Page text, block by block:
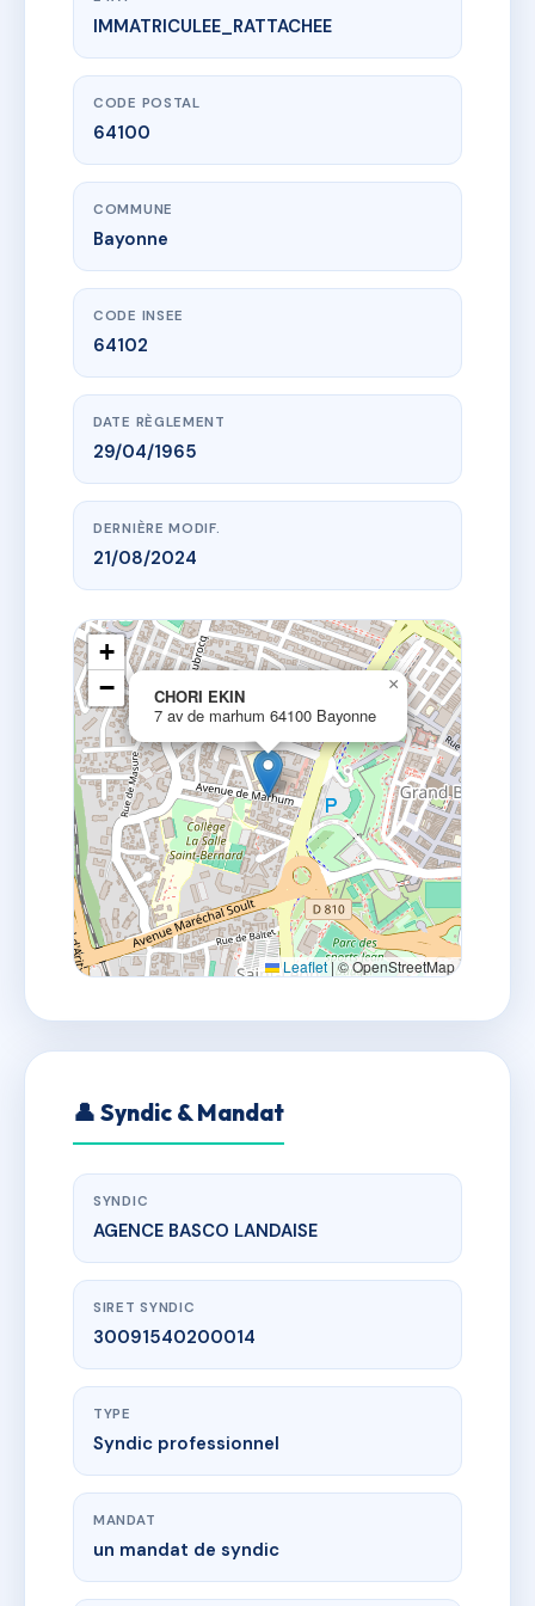
www.vme.plus/AE2754208
CHORI EKIN
7 av de marhum
IMMATRICULEE_RATTACHEE
CODE POSTAL
64100
COMMUNE
Bayonne
CODE INSEE
64102
DATE RÈGLEMENT
29/04/1965
DERNIÈRE MODIF.
21/08/2024
CHORI EKIN
7 av de marhum 64100 Bayonne
×
+
−
Leaflet|© OpenStreetMap
👤 Syndic & Mandat
SYNDIC
AGENCE BASCO LANDAISE
SIRET SYNDIC
30091540200014
TYPE
Syndic professionnel
MANDAT
un mandat de syndic